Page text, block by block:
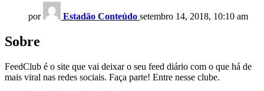
por Estadão Conteúdo setembro 14, 2018, 10:10 am
Sobre
FeedClub é o site que vai deixar o seu feed diário com o que há de
mais viral nas redes sociais. Faça parte! Entre nesse clube.